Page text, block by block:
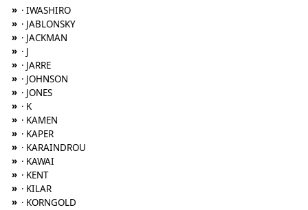
» · IWASHIRO
» · JABLONSKY
» · JACKMAN
» · J
» · JARRE
» · JOHNSON
» · JONES
» · K
» · KAMEN
» · KAPER
» · KARAINDROU
» · KAWAI
» · KENT
» · KILAR
» · KORNGOLD